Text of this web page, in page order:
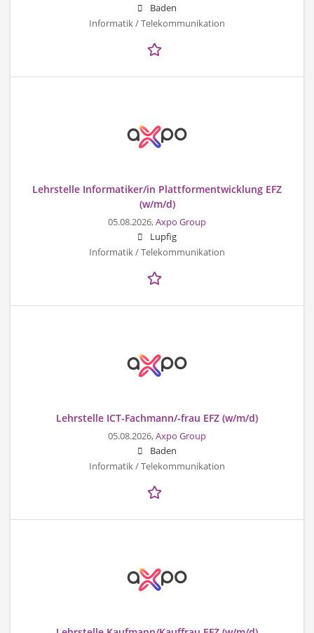
Baden
Informatik / Telekommunikation
Lehrstelle Informatiker/in Plattformentwicklung EFZ
(w/m/d)
05.08.2026,Axpo Group
Lupfig
Informatik / Telekommunikation
Lehrstelle ICT-Fachmann/-frau EFZ (w/m/d)
05.08.2026,Axpo Group
Baden
Informatik / Telekommunikation